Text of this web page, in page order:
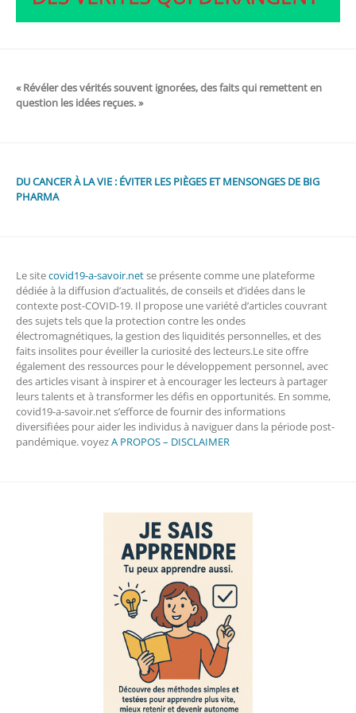
« Révéler des vérités souvent ignorées, des faits qui remettent en
question les idées reçues. »
DU CANCER À LA VIE : ÉVITER LES PIÈGES ET MENSONGES DE BIG
PHARMA
Le sitecovid19-a-savoir.netse présente comme une plateforme
dédiée à la diffusion d’actualités, de conseils et d’idées dans le
contexte post-COVID-19. Il propose une variété d’articles couvrant
des sujets tels que la protection contre les ondes
électromagnétiques, la gestion des liquidités personnelles, et des
faits insolites pour éveiller la curiosité des lecteurs.Le site offre
également des ressources pour le développement personnel, avec
des articles visant à inspirer et à encourager les lecteurs à partager
leurs talents et à transformer les défis en opportunités. En somme,
covid19-a-savoir.net s’efforce de fournir des informations
diversifiées pour aider les individus à naviguer dans la période post-
pandémique. voyezA PROPOS – DISCLAIMER